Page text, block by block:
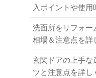
入ポイントや使用
洗面所をリフォー
相場＆注意点を詳
玄関ドアの上手な
ツと注意点を詳し